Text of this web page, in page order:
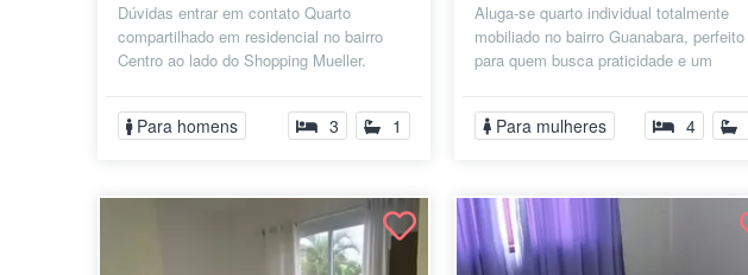
Dúvidas entrar em contato Quarto
compartilhado em residencial no bairro
Centro ao lado do Shopping Mueller.
R$850,...
Para homens 3 1
Aluga-se quarto individual totalmente
mobiliado no bairro Guanabara, perfeito
para quem busca praticidade e um
...
Para mulheres 4